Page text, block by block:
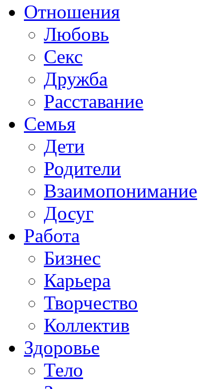
Отношения
Любовь
Секс
Дружба
Расставание
Семья
Дети
Родители
Взаимопонимание
Досуг
Работа
Бизнес
Карьера
Творчество
Коллектив
Здоровье
Тело